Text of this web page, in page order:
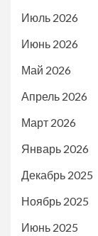
Июль 2026
Июнь 2026
Май 2026
Апрель 2026
Март 2026
Январь 2026
Декабрь 2025
Ноябрь 2025
Июнь 2025